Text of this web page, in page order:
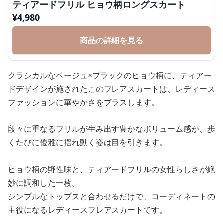
ティアードフリル ヒョウ柄ロングスカート
¥4,980
商品の詳細を見る
クラシカルなベージュ×ブラックのヒョウ柄に、ティアー
ドデザインが施されたこのフレアスカートは、レディース
ファッションに華やかさをプラスします。
段々に重なるフリルが生み出す豊かなボリューム感が、歩
くたびに優雅に揺れ動く姿は目を引きます。
ヒョウ柄の野性味と、ティアードフリルの女性らしさが絶
妙に調和した一枚。
シンプルなトップスと合わせるだけで、コーディネートの
主役になるレディースフレアスカートです。